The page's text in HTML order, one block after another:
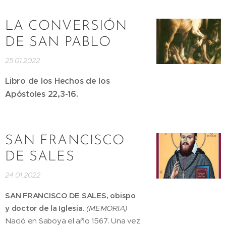
LA CONVERSIÓN
DE SAN PABLO
25.01.2022
Libro de los Hechos de los
Apóstoles 22,3-16.
SAN FRANCISCO
DE SALES
24.01.2022
SAN FRANCISCO DE SALES, obispo
y doctor de la Iglesia.(MEMORIA)
Nació en Saboya el año 1567. Una vez